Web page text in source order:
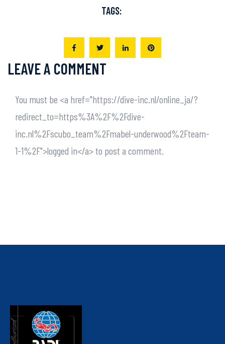
TAGS:
LEAVE A COMMENT
You must be <a href="https://dive-inc.nl/online_ja/?
redirect_to=https%3A%2F%2Fdive-
inc.nl%2Fscubo_team%2Fmabel-underwood%2Fteam-
1-1%2F">logged in</a> to post a comment.